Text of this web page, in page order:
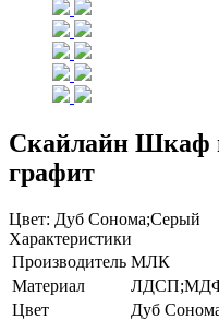
Скайлайн Шкаф
графит
Цвет: Дуб Сонома;Серый
Характеристики
Производитель МЛК
Материал
Цвет
Дуб